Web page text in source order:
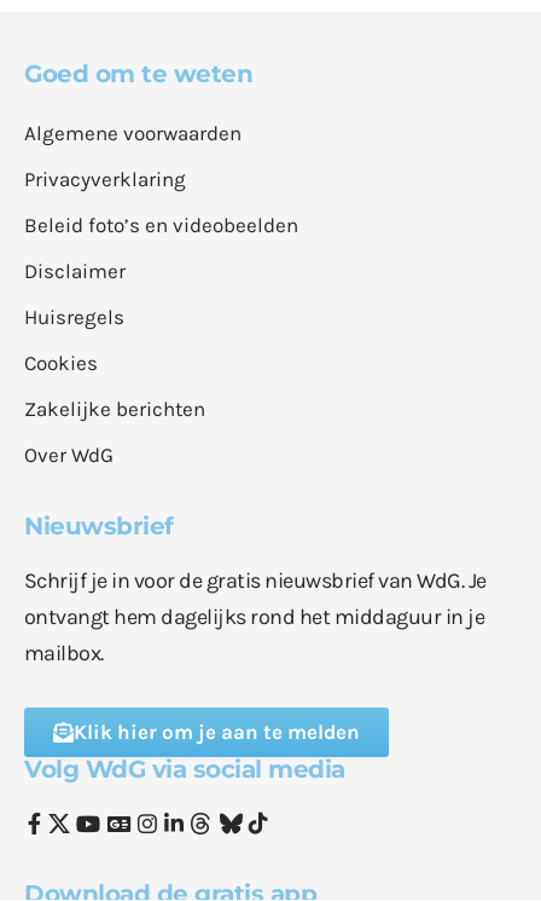
Goed om te weten
Algemene voorwaarden
Privacyverklaring
Beleid foto’s en videobeelden
Disclaimer
Huisregels
Cookies
Zakelijke berichten
Over WdG
Nieuwsbrief
Schrijf je in voor de gratis nieuwsbrief van WdG. Je
ontvangt hem dagelijks rond het middaguur in je
mailbox.
Klik hier om je aan te melden
Volg WdG via social media
Download de gratis app